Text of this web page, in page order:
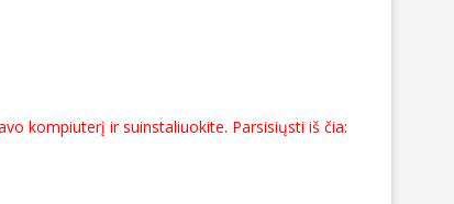
kompiuterį ir suinstaliuokite. Parsisiųsti iš čia: